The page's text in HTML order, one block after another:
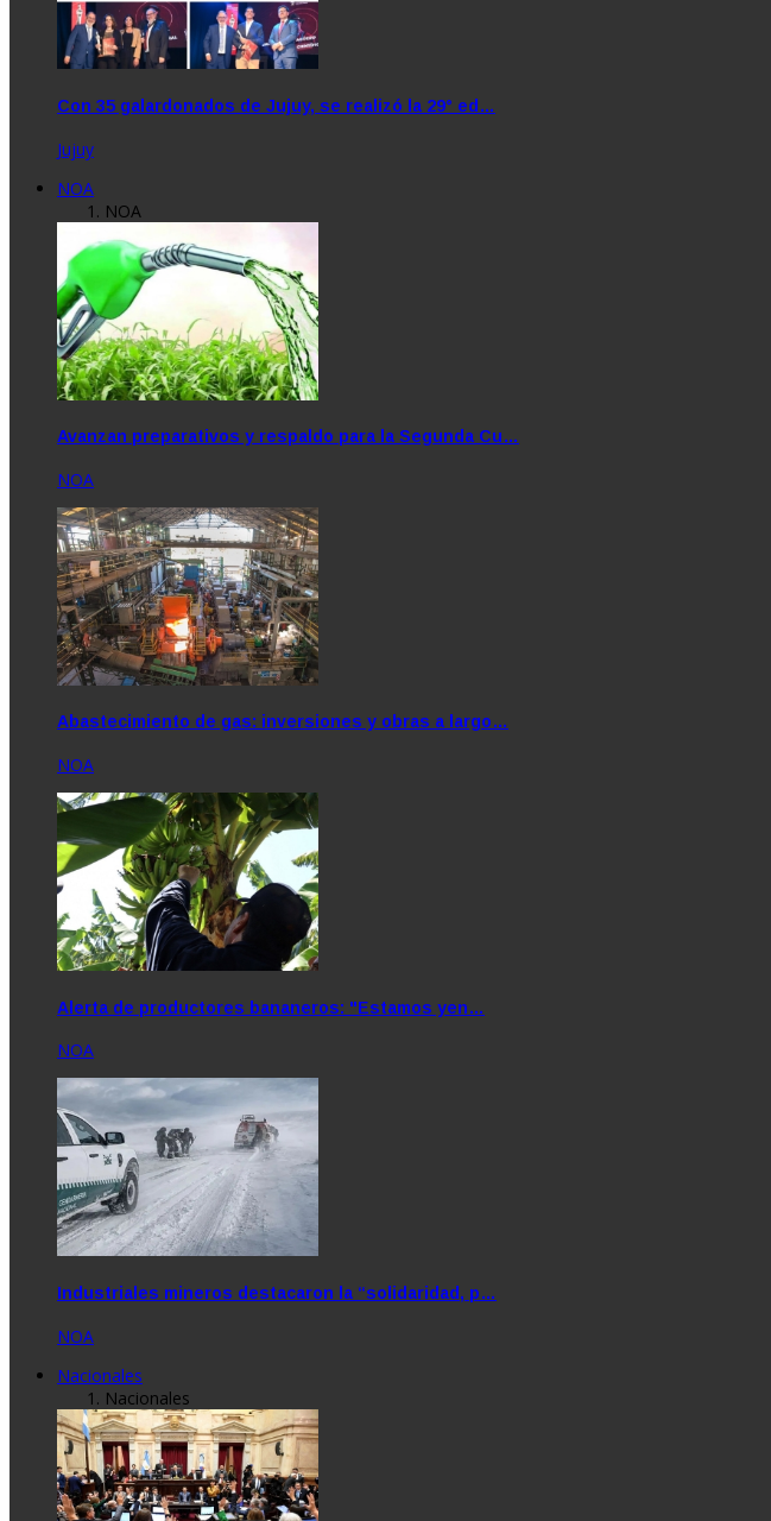
Con 35 galardonados de Jujuy, se realizó la 29° ed…
Jujuy
NOA
NOA
Avanzan preparativos y respaldo para la Segunda Cu…
NOA
Abastecimiento de gas: inversiones y obras a largo…
NOA
Alerta de productores bananeros: "Estamos yen…
NOA
Industriales mineros destacaron la “solidaridad, p…
NOA
Nacionales
Nacionales